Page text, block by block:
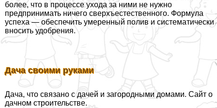
более, что в процессе ухода за ними не нужно
предпринимать ничего сверхъестественного. Формула
успеха — обеспечить умеренный полив и систематически
вносить удобрения.
Дача своими руками
Дача, что связано с дачей и загородными домами. Сайт о
дачном строительстве.